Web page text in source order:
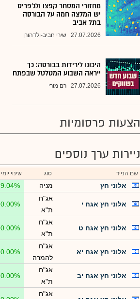
מחזורי המסחר קפצו ולג'פריס
יש המלצה חמה על הבורסה
בתל אביב
27.07.2026 שירי חביב-ולדהורן
היכונו לירידות בבורסה: כך
ייראה השבוע המטלטל שבפתח
27.07.2026 רם מורי
הצעות פרסומיות
ניירות ערך נוספים
שם הנייר סוג שינוי יומי
אלוני חץ מניה 9.04%
אלוני חץ אגח י
אג"ח
ת"א
0.00%
אלוני חץ אגח ט
אג"ח
ת"א
0.00%
אלוני חץ אגח יא
אג"ח
להמרה
0.00%
אלוני חץ אגח יב
אג"ח
ת"א
0.00%
אג"ח